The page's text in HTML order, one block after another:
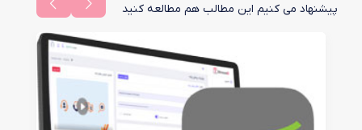
پیشنهاد می کنیم این مطالب هم مطالعه کنید